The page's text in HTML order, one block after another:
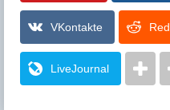
VKontakte
LiveJournal